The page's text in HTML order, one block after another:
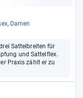
Damen
Sattelbreiten für
und Sattelflex.
Praxis zählt er zu